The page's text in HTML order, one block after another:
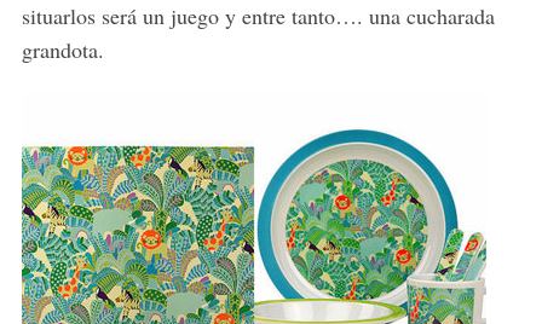
situarlos será un juego y entre tanto…. una cucharada
grandota.